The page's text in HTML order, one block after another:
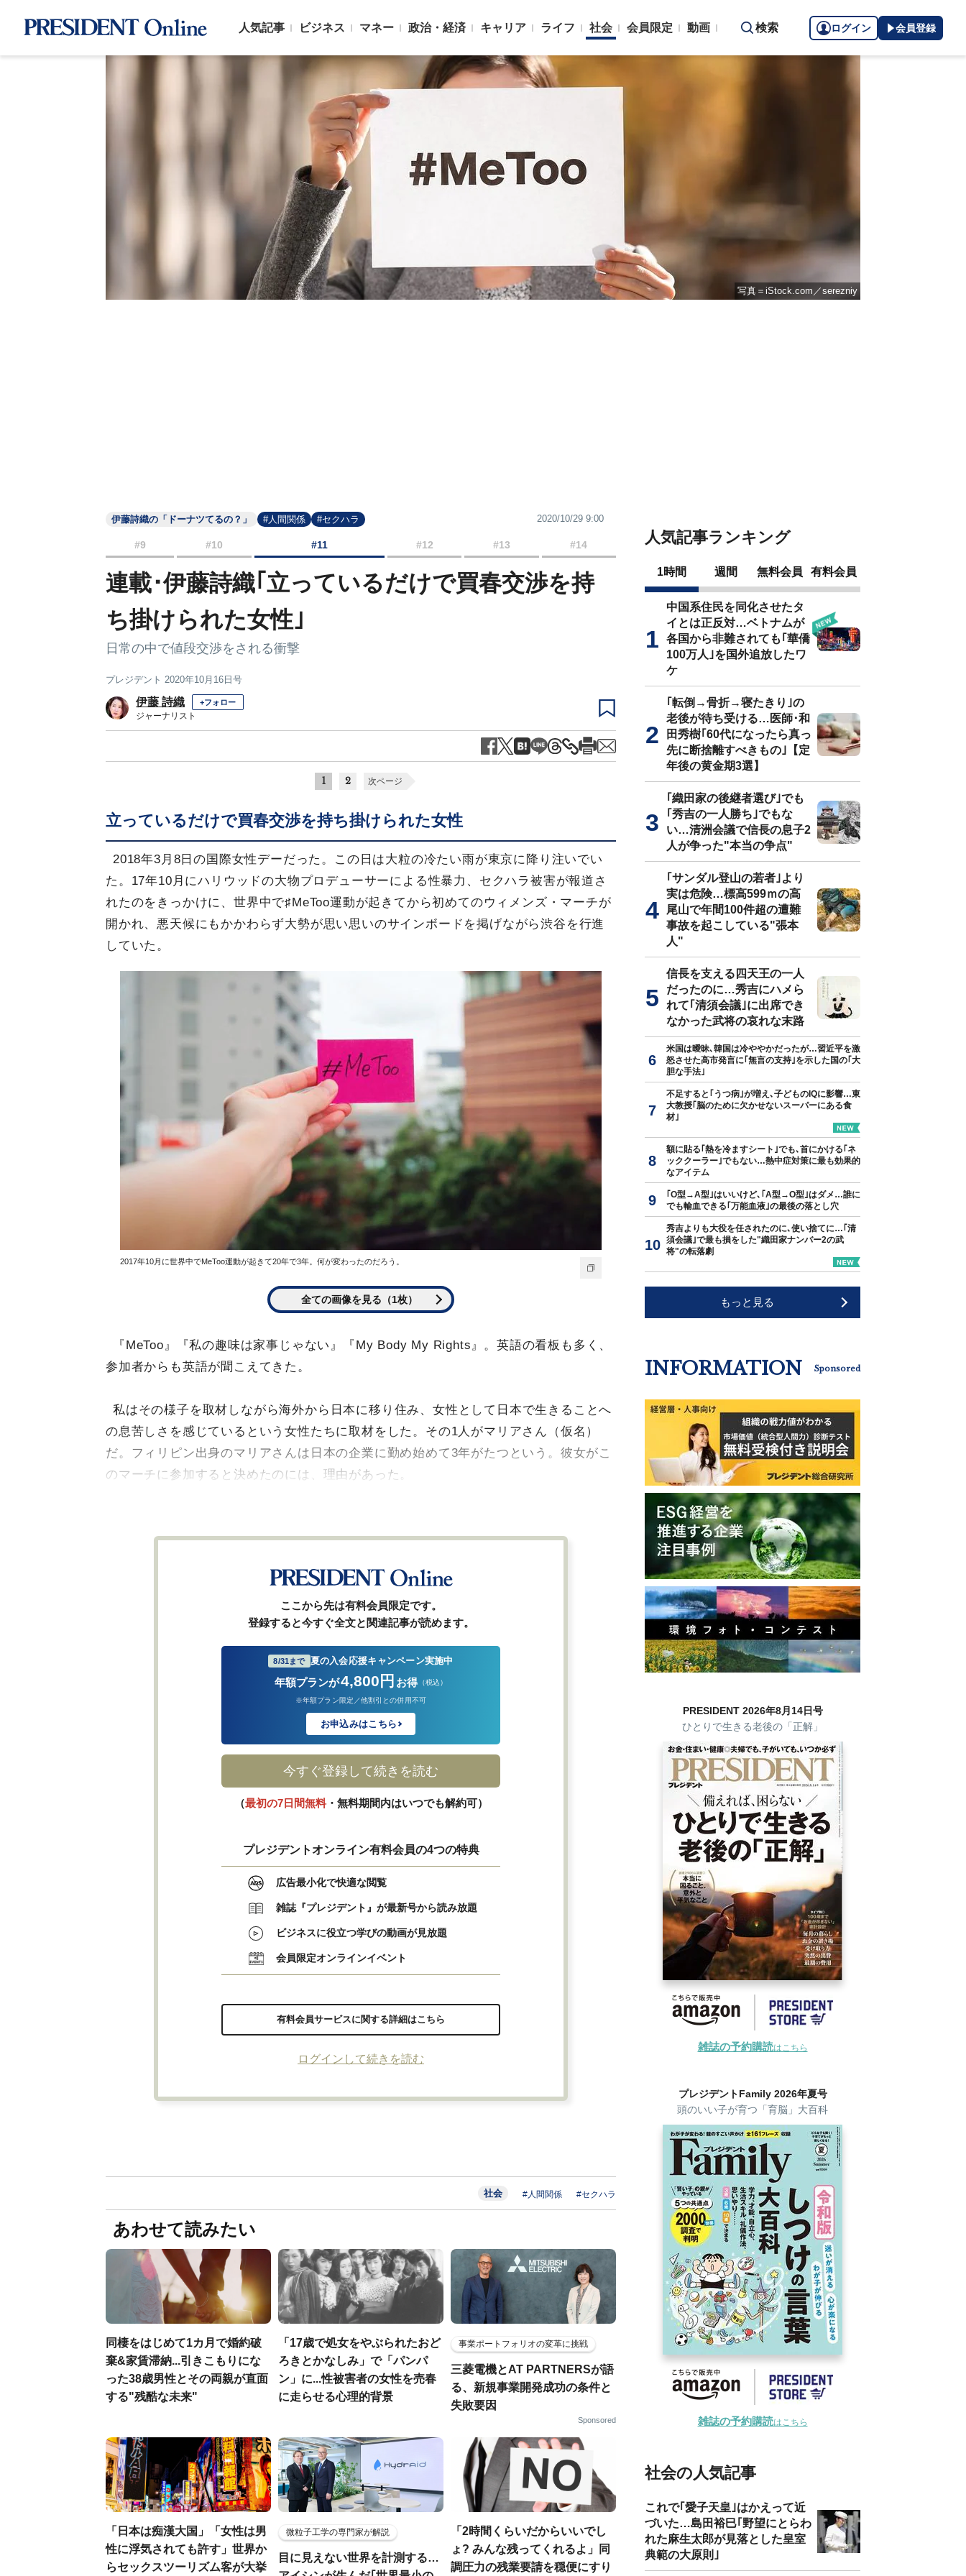
人気記事 ビジネス マネー 政治・経済 キャリア ライフ 社会 会員限定 動画 検索 ログイン 会員登録
写真＝iStock.com／serezniy
伊藤詩織の「ドーナツてるの？」 #人間関係 #セクハラ 2020/10/29 9:00
#9 #10 #11 #12 #13 #14
連載･伊藤詩織｢立っているだけで買春交渉を持
ち掛けられた女性｣
日常の中で値段交渉をされる衝撃
プレジデント 2020年10月16日号
伊藤 詩織 +フォロー
ジャーナリスト
1 2 次ページ
立っているだけで買春交渉を持ち掛けられた女性
2018年3月8日の国際女性デーだった。この日は大粒の冷たい雨が東京に降り注いでい
た。17年10月にハリウッドの大物プロデューサーによる性暴力、セクハラ被害が報道さ
れたのをきっかけに、世界中で♯MeToo運動が起きてから初めてのウィメンズ・マーチが
開かれ、悪天候にもかかわらず大勢が思い思いのサインボードを掲げながら渋谷を行進
していた。
2017年10月に世界中でMeToo運動が起きて20年で3年。何が変わったのだろう。
全ての画像を見る（1枚）
『MeToo』『私の趣味は家事じゃない』『My Body My Rights』。英語の看板も多く、
参加者からも英語が聞こえてきた。
私はその様子を取材しながら海外から日本に移り住み、女性として日本で生きることへ
の息苦しさを感じているという女性たちに取材をした。その1人がマリアさん（仮名）
だ。フィリピン出身のマリアさんは日本の企業に勤め始めて3年がたつという。彼女がこ
のマーチに参加すると決めたのには、理由があった。
ここから先は有料会員限定です。
登録すると今すぐ全文と関連記事が読めます。
8/31まで 夏の入会応援キャンペーン実施中
年額プランが4,800円 お得 （税込）
※年額プラン限定／他割引との併用不可
お申込みはこちら
今すぐ登録して続きを読む
（最初の7日間無料・無料期間内はいつでも解約可）
プレジデントオンライン有料会員の4つの特典
広告最小化で快適な閲覧
雑誌『プレジデント』が最新号から読み放題
ビジネスに役立つ学びの動画が見放題
会員限定オンラインイベント
有料会員サービスに関する詳細はこちら
ログインして続きを読む
社会 #人間関係 #セクハラ
あわせて読みたい
同棲をはじめて1カ月で婚約破
棄&家賃滞納...引きこもりにな
った38歳男性とその両親が直面
する"残酷な未来"
「17歳で処女をやぶられたおど
ろきとかなしみ」で「パンパ
ン」に...性被害者の女性を売春
に走らせる心理的背景
事業ポートフォリオの変革に挑戦
三菱電機とAT PARTNERSが語
る、新規事業開発成功の条件と
失敗要因
Sponsored
「日本は痴漢大国」「女性は男
性に浮気されても許す」世界か
らセックスツーリズム客が大挙
微粒子工学の専門家が解説
目に見えない世界を計測する…
「2時間くらいだからいいでし
ょ? みんな残ってくれるよ」同
調圧力の残業要請を穏便にすり
人気記事ランキング
1時間 週間 無料会員 有料会員
中国系住民を同化させたタ
イとは正反対…ベトナムが
各国から非難されても｢華僑
100万人｣を国外追放したワ
ケ
｢転倒→骨折→寝たきり｣の
老後が待ち受ける…医師･和
田秀樹｢60代になったら真っ
先に断捨離すべきもの｣【定
年後の黄金期3選】
｢織田家の後継者選び｣でも
｢秀吉の一人勝ち｣でもな
い…清洲会議で信長の息子2
人が争った"本当の争点"
｢サンダル登山の若者｣より
実は危険…標高599ｍの高
尾山で年間100件超の遭難
事故を起こしている"張本
人"
信長を支える四天王の一人
だったのに…秀吉にハメら
れて｢清須会議｣に出席でき
なかった武将の哀れな末路
米国は曖昧､韓国は冷ややかだったが…習近平を激
怒させた高市発言に｢無言の支持｣を示した国の｢大
胆な手法｣
不足すると｢うつ病｣が増え､子どものIQに影響…東
大教授｢脳のために欠かせないスーパーにある食
材｣
額に貼る｢熱を冷ますシート｣でも､首にかける｢ネ
ッククーラー｣でもない…熱中症対策に最も効果的
なアイテム
｢O型→A型｣はいいけど､｢A型→O型｣はダメ…誰に
でも輸血できる｢万能血液｣の最後の落とし穴
秀吉よりも大役を任されたのに､使い捨てに…｢清
須会議｣で最も損をした"織田家ナンバー2の武
将"の転落劇
もっと見る
INFORMATION Sponsored
PRESIDENT 2026年8月14日号
ひとりで生きる老後の「正解」
雑誌の予約購読はこちら
プレジデントFamily 2026年夏号
頭のいい子が育つ「育脳」大百科
雑誌の予約購読はこちら
社会の人気記事
これで｢愛子天皇｣はかえって近
づいた…島田裕巳｢野望にとらわ
れた麻生太郎が見落とした皇室
典範の大原則｣